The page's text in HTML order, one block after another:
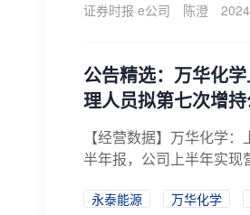
证券时报·e公司
陈澄
公告精选：万华化
理人员拟第七次增
【经营数据】万华化学
半年报，公司上半年实现
永泰能源 万华化学